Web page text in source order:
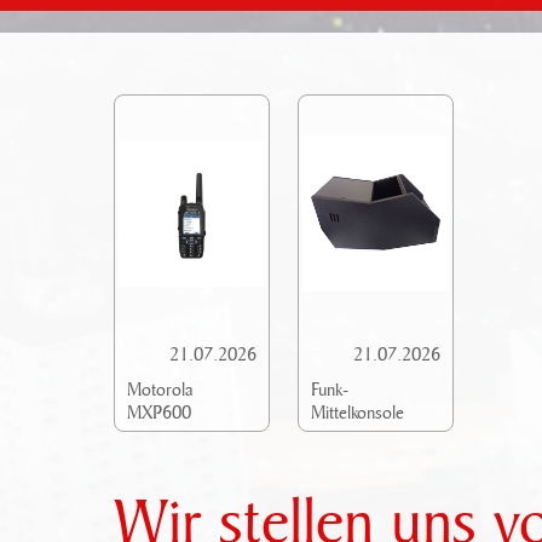
21.07.2026
Motorola
MXP600
21.07.2026
Funk-
Mittelkonsole
Wir stellen uns